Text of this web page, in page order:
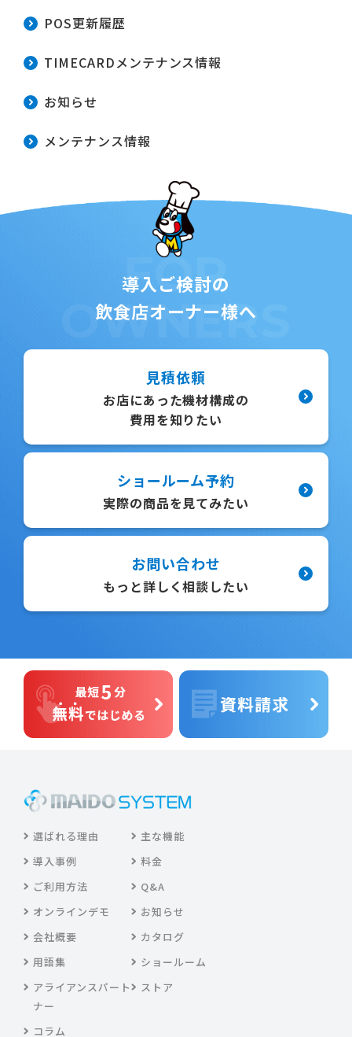
POS更新履歴
TIMECARDメンテナンス情報
お知らせ
メンテナンス情報
導入ご検討の
飲食店オーナー様へ
FOR
OWNERS
見積依頼
お店にあった機材構成の
費用を知りたい
ショールーム予約
実際の商品を見てみたい
お問い合わせ
もっと詳しく相談したい
選ばれる理由
主な機能
導入事例
料金
ご利用方法
Q&A
オンラインデモ
お知らせ
会社概要
カタログ
用語集
ショールーム
アライアンスパート
ナー
ストア
コラム